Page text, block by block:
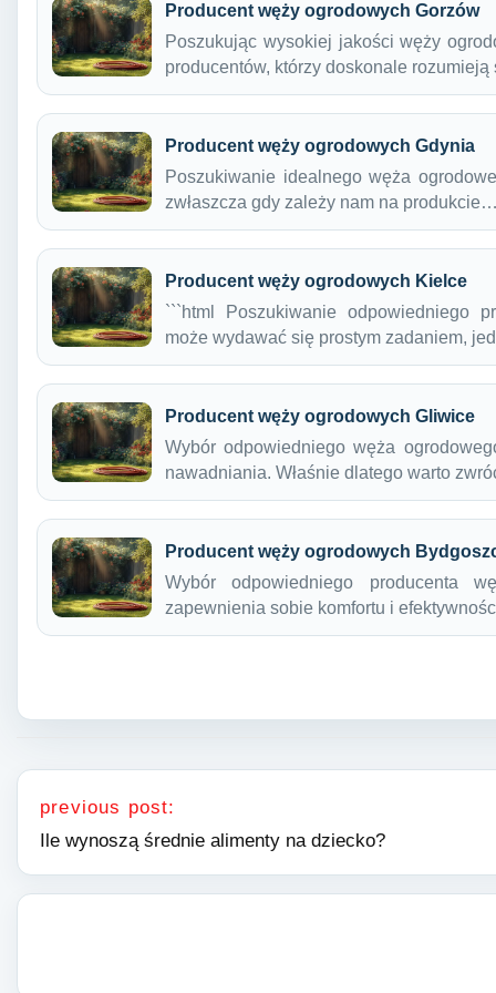
Producent węży ogrodowych Gorzów
Poszukując wysokiej jakości węży
producentów, którzy doskonale
Producent węży ogrodowych Gdynia
Poszukiwanie idealnego węża
zwłaszcza gdy zależy nam na
Producent węży ogrodowych Kielce
```html Poszukiwanie odpowiedniego
może wydawać się prostym zadaniem,
Producent węży ogrodowych Gliwice
Wybór odpowiedniego węża
nawadniania. Właśnie dlatego warto
Producent węży ogrodowych
Wybór odpowiedniego producenta
zapewnienia sobie komfortu i
Nawigacja wpisu
previous post:
Ile wynoszą średnie alimenty na dziecko?